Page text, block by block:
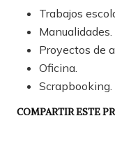
Trabajos
Manualidades.
Proyectos de
Oficina.
Scrapbooking.
COMPARTIR ESTE